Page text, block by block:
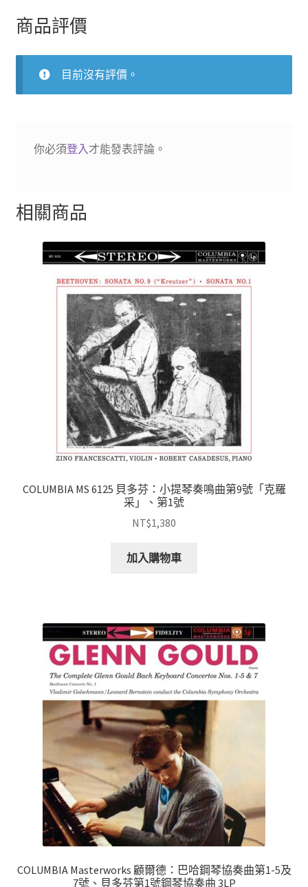
響
曲
「悲
商品評價
目前沒有評價。
你必須登入才能發表評論。
相關商品
COLUMBIA MS 6125 貝多芬：小提琴奏鳴曲第9號「克羅
采」、第1號
NT$1,380
加入購物車
COLUMBIA Masterworks 顧爾德：巴哈鋼琴協奏曲第1-5及
7號、貝多芬第1號鋼琴協奏曲 3LP